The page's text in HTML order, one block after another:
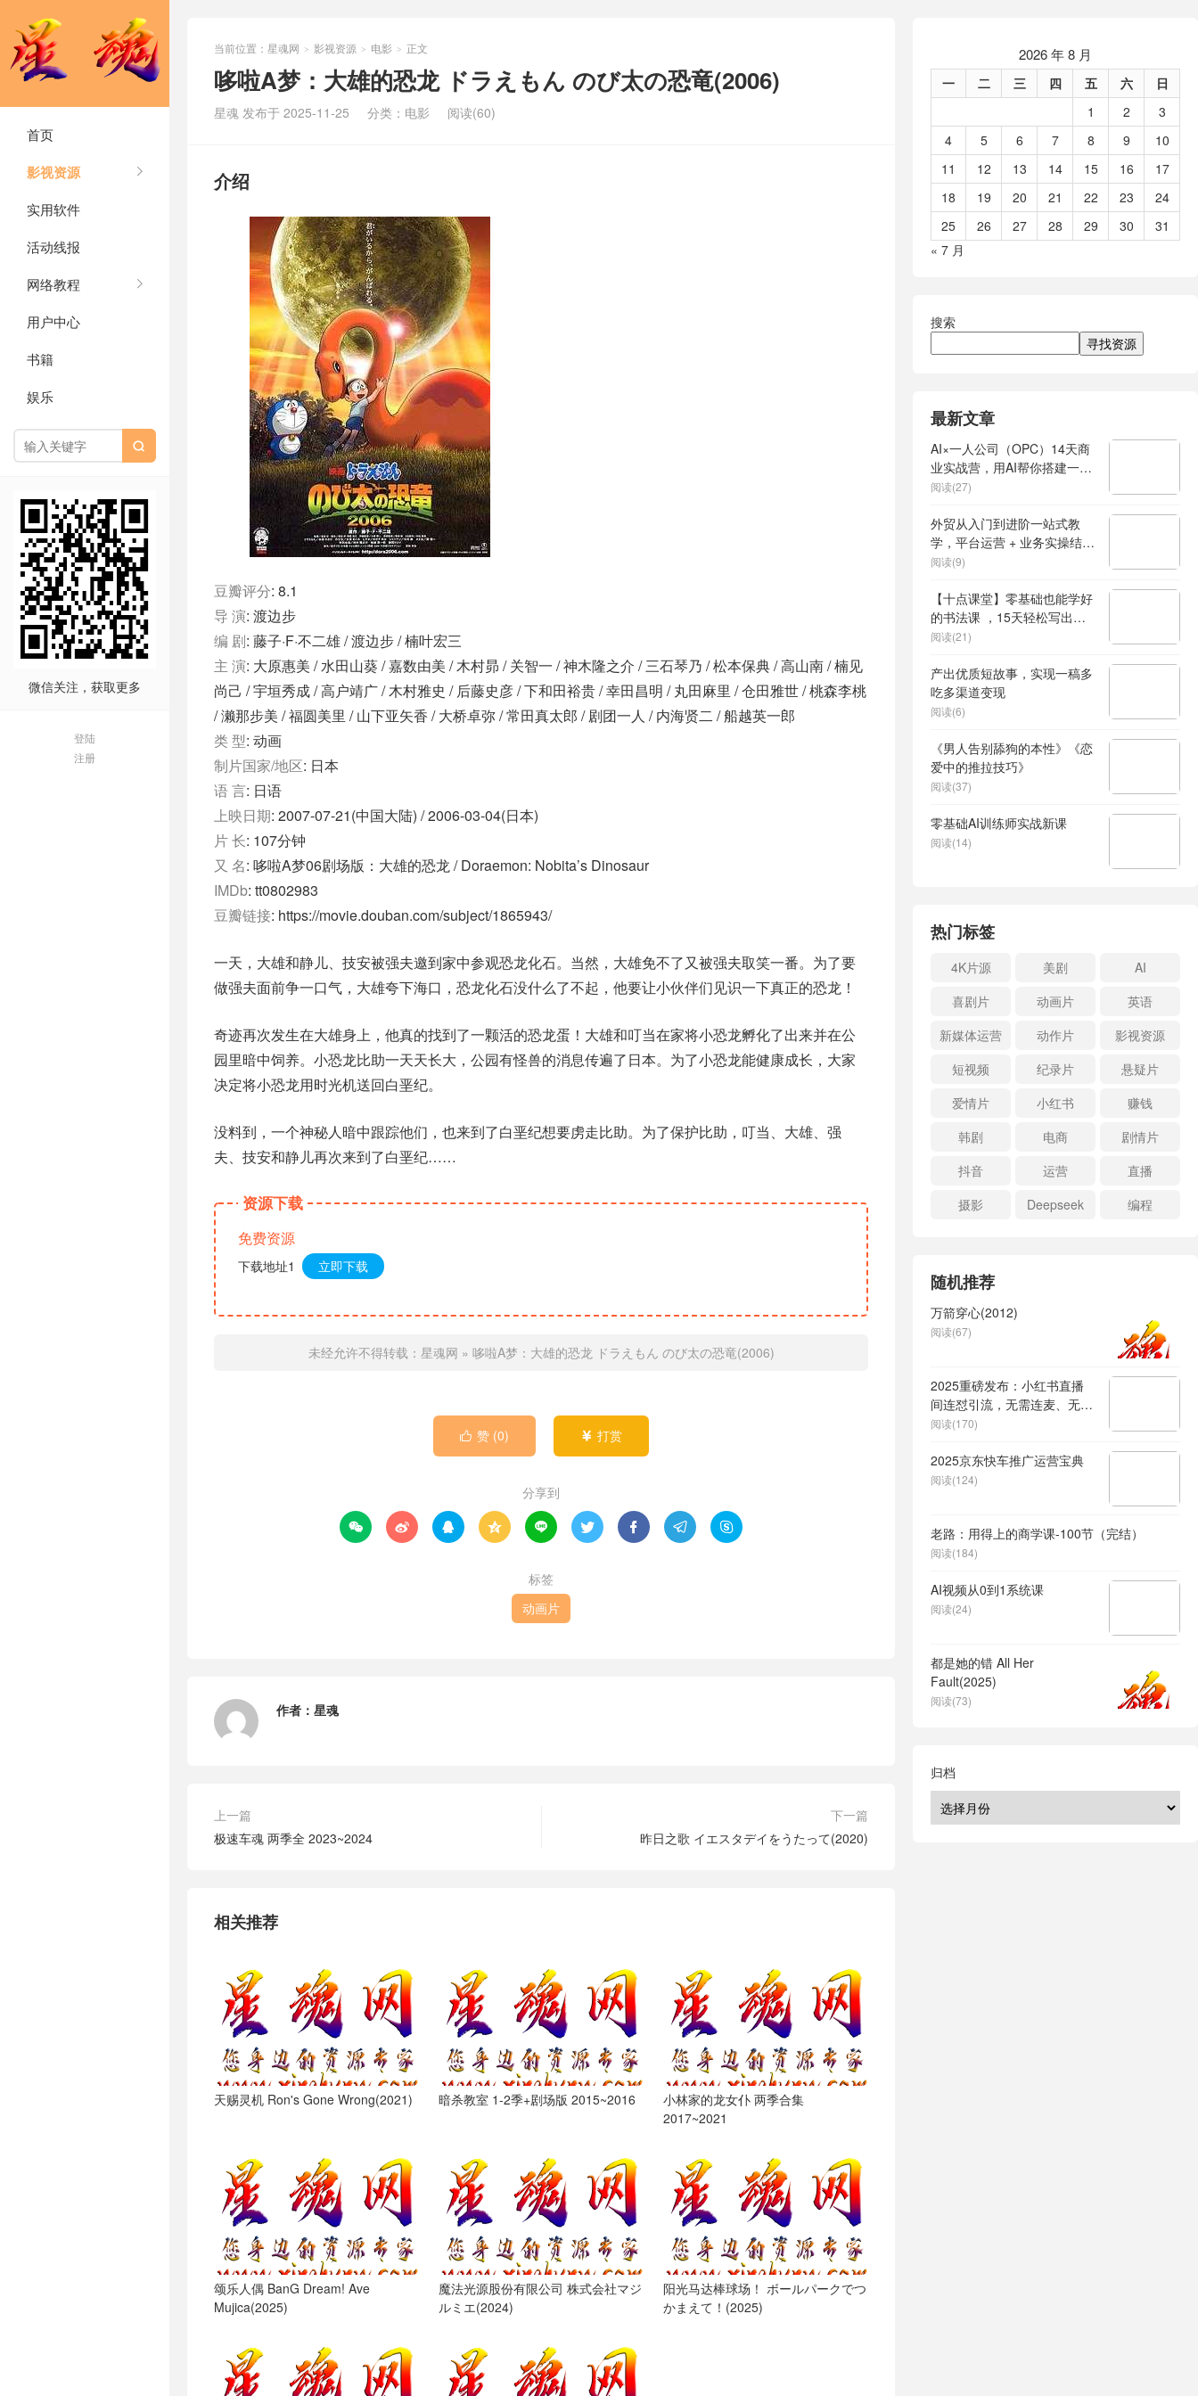
首页
影视资源
实用软件
活动线报
网络教程
用户中心
书籍
娱乐

微信关注，获取更多
登陆
注册
当前位置： 星魂网 > 影视资源 > 电影 > 正文
哆啦A梦：大雄的恐龙 ドラえもん のび太の恐竜(2006)
星魂 发布于 2025-11-25 分类： 电影 阅读(60)
介绍
豆瓣评分: 8.1
导 演: 渡边步
编 剧: 藤子·F·不二雄 / 渡边步 / 楠叶宏三
主 演: 大原惠美 / 水田山葵 / 嘉数由美 / 木村昴 / 关智一 / 神木隆之介 / 三石琴乃 / 松本保典 / 高山南 / 楠见
尚己 / 宇垣秀成 / 高户靖广 / 木村雅史 / 后藤史彦 / 下和田裕贵 / 幸田昌明 / 丸田麻里 / 仓田雅世 / 桃森李桃
/ 濑那步美 / 福圆美里 / 山下亚矢香 / 大桥卓弥 / 常田真太郎 / 剧团一人 / 内海贤二 / 船越英一郎
类 型: 动画
制片国家/地区: 日本
语 言: 日语
上映日期: 2007-07-21(中国大陆) / 2006-03-04(日本)
片 长: 107分钟
又 名: 哆啦A梦06剧场版：大雄的恐龙 / Doraemon: Nobita’s Dinosaur
IMDb: tt0802983
豆瓣链接: https://movie.douban.com/subject/1865943/
一天，大雄和静儿、技安被强夫邀到家中参观恐龙化石。当然，大雄免不了又被强夫取笑一番。为了要
做强夫面前争一口气，大雄夸下海口，恐龙化石没什么了不起，他要让小伙伴们见识一下真正的恐龙！
奇迹再次发生在大雄身上，他真的找到了一颗活的恐龙蛋！大雄和叮当在家将小恐龙孵化了出来并在公
园里暗中饲养。小恐龙比助一天天长大，公园有怪兽的消息传遍了日本。为了小恐龙能健康成长，大家
决定将小恐龙用时光机送回白垩纪。
没料到，一个神秘人暗中跟踪他们，也来到了白垩纪想要虏走比助。为了保护比助，叮当、大雄、强
夫、技安和静儿再次来到了白垩纪……
资源下载
免费资源
下载地址1 立即下载
未经允许不得转载： 星魂网 » 哆啦A梦：大雄的恐龙 ドラえもん のび太の恐竜(2006)
 赞 (0)  打赏
分享到
        
标签
动画片
作者： 星魂
上一篇
极速车魂 两季全 2023~2024
下一篇
昨日之歌 イエスタデイをうたって(2020)
相关推荐
天赐灵机 Ron's Gone Wrong(2021) 暗杀教室 1-2季+剧场版 2015~2016
小林家的龙女仆 两季合集
2017~2021
颂乐人偶 BanG Dream! Ave
Mujica(2025)
魔法光源股份有限公司 株式会社マジ
ルミエ(2024)
阳光马达棒球场！ ボールパークでつ
かまえて！(2025)
2026 年 8 月
一 二 三 四 五 六
日
1
2
3
4
5 6 7 8 9
10
11
12 13 14 15 16
17
18
19 20 21 22 23
24
25
26 27 28 29 30
31
« 7 月
搜索
寻找资源
最新文章
AI×一人公司（OPC）14天商
业实战营，用AI帮你搭建一个
属于你自己的、能独立賺钱的
阅读(27)
外贸从入门到进阶一站式教
学，平台运营 + 业务实操结
合，实现业绩稳步增长
阅读(9)
【十点课堂】零基础也能学好
的书法课 ，15天轻松写出漂
亮人生
阅读(21)
产出优质短故事，实现一稿多
吃多渠道变现
阅读(6)
《男人告别舔狗的本性》《恋
爱中的推拉技巧》
阅读(37)
零基础AI训练师实战新课
阅读(14)
热门标签
4K片源 美剧
AI
喜剧片
动画片
英语
新媒体运营
动作片
影视资源
短视频
纪录片
悬疑片
爱情片
小红书
赚钱
韩剧
电商
剧情片
抖音
运营
直播
摄影
Deepseek 编程
随机推荐
万箭穿心(2012)
阅读(67)
2025重磅发布：小红书直播
间连怼引流，无需连麦、无需
上镜，突破单号限制，暴力日
阅读(170)
2025京东快车推广运营宝典
阅读(124)
老路：用得上的商学课-100节（完结）
阅读(184)
AI视频从0到1系统课
阅读(24)
都是她的错 All Her
Fault(2025)
阅读(73)
归档